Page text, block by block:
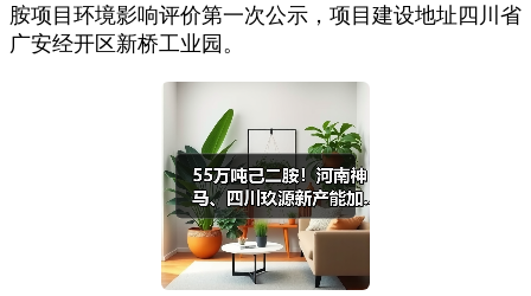
胺项目环境影响评价第一次公示，项目建设地址四川省
广安经开区新桥工业园。